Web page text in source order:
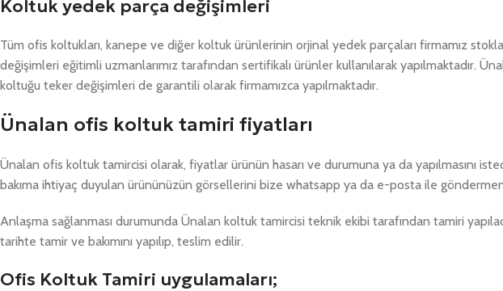
Koltuk yedek parça değişimleri
Tüm ofis koltukları, kanepe ve diğer koltuk ürünlerinin orjinal yedek parçaları firmamız
değişimleri eğitimli uzmanlarımız tarafından sertifikalı ürünler kullanılarak yapılmaktadır.
koltuğu teker değişimleri de garantili olarak firmamızca yapılmaktadır.
Ünalan ofis koltuk tamiri fiyatları
Ünalan ofis koltuk tamircisi olarak, fiyatlar ürünün hasarı ve durumuna ya da yapılmasını
bakıma ihtiyaç duyulan ürününüzün görsellerini bize whatsapp ya da e-posta ile
Anlaşma sağlanması durumunda Ünalan koltuk tamircisi teknik ekibi tarafından tamiri
tarihte tamir ve bakımını yapılıp, teslim edilir.
Ofis Koltuk Tamiri uygulamaları;